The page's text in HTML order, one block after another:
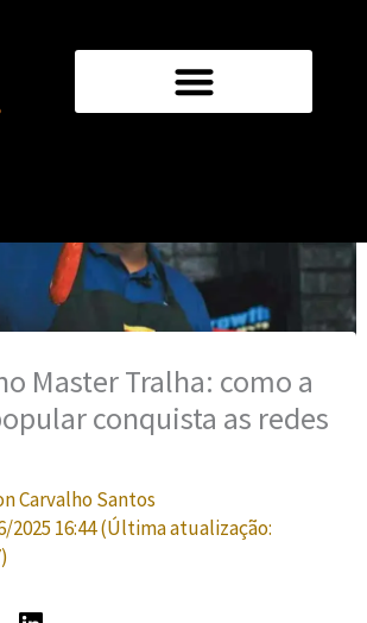
Master Tralha: como a
conquista as redes
Carvalho Santos
2025 16:44(Última atualização:
)